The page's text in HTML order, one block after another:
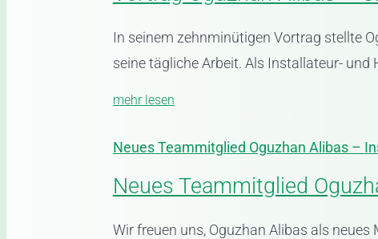
In seinem zehnminütigen Vortrag stellte
seine tägliche Arbeit. Als Installateur- und
mehr lesen
Neues Teammitglied Oguzhan Alibas –
Neues Teammitglied
Wir freuen uns, Oguzhan Alibas als